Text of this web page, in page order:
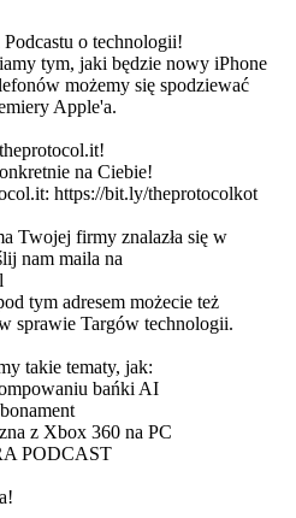
o technologii!
tym, jaki będzie nowy iPhone
możemy się spodziewać
Apple'a.
na Ciebie!
⁠⁠⁠⁠⁠⁠https://bit.ly/theprotocolkot⁠⁠⁠⁠⁠⁠
Twojej firmy znalazła się w
nam maila na
tym adresem możecie też
sprawie Targów technologii.
takie tematy, jak:
bańki AI
z Xbox 360 na PC
PODCAST